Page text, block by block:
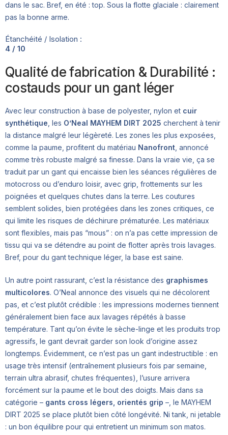
dans le sac. Bref, en été : top. Sous la flotte glaciale : clairement
pas la bonne arme.
Étanchéité / Isolation :
4 / 10
Qualité de fabrication & Durabilité :
costauds pour un gant léger
Avec leur construction à base de polyester, nylon et cuir
synthétique , les O’Neal MAYHEM DIRT 2025 cherchent à tenir
la distance malgré leur légèreté. Les zones les plus exposées,
comme la paume, profitent du matériau Nanofront , annoncé
comme très robuste malgré sa finesse. Dans la vraie vie, ça se
traduit par un gant qui encaisse bien les séances régulières de
motocross ou d’enduro loisir, avec grip, frottements sur les
poignées et quelques chutes dans la terre. Les coutures
semblent solides, bien protégées dans les zones critiques, ce
qui limite les risques de déchirure prématurée. Les matériaux
sont flexibles, mais pas “mous” : on n’a pas cette impression de
tissu qui va se détendre au point de flotter après trois lavages.
Bref, pour du gant technique léger, la base est saine.
Un autre point rassurant, c’est la résistance des graphismes
multicolores. O’Neal annonce des visuels qui ne décolorent
pas, et c’est plutôt crédible : les impressions modernes tiennent
généralement bien face aux lavages répétés à basse
température. Tant qu’on évite le sèche-linge et les produits trop
agressifs, le gant devrait garder son look d’origine assez
longtemps. Évidemment, ce n’est pas un gant indestructible : en
usage très intensif (entraînement plusieurs fois par semaine,
terrain ultra abrasif, chutes fréquentes), l’usure arrivera
forcément sur la paume et le bout des doigts. Mais dans sa
catégorie – gants cross légers, orientés grip –, le MAYHEM
DIRT 2025 se place plutôt bien côté longévité. Ni tank, ni jetable
: un bon équilibre pour qui entretient un minimum son matos.